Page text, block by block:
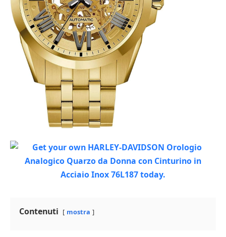
Contenuti mostra